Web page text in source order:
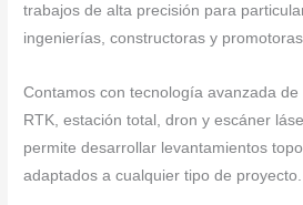
trabajos de alta precisión para
ingenierías, constructoras y promotoras.
Contamos con tecnología avanzada
RTK, estación total, dron y escáner
permite desarrollar levantamientos
adaptados a cualquier tipo de proyecto.